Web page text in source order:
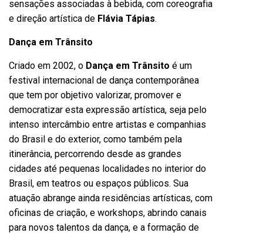
sensações associadas à bebida, com coreografia
e direção artística de Flávia Tápias.
Dança em Trânsito
Criado em 2002, o Dança em Trânsito é um
festival internacional de dança contemporânea
que tem por objetivo valorizar, promover e
democratizar esta expressão artística, seja pelo
intenso intercâmbio entre artistas e companhias
do Brasil e do exterior, como também pela
itinerância, percorrendo desde as grandes
cidades até pequenas localidades no interior do
Brasil, em teatros ou espaços públicos. Sua
atuação abrange ainda residências artísticas, com
oficinas de criação, e workshops, abrindo canais
para novos talentos da dança, e a formação de